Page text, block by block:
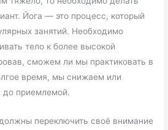
Йога — это процесс, который
занятий. Необходимо
тело к более высокой
сможем ли мы практиковать в
время, мы снижаем или
до приемлемой.
переключить своё внимание